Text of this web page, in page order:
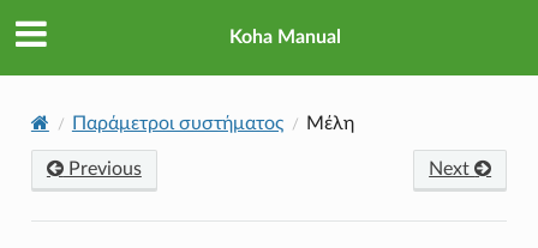
Koha Manual
Παράμετροι συστήματος Μέλη
Previous Next